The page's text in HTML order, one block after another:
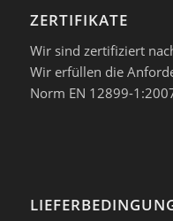
ZERTIFIKATE
Wir sind zertifiziert
Wir erfüllen die
Norm EN 12899-